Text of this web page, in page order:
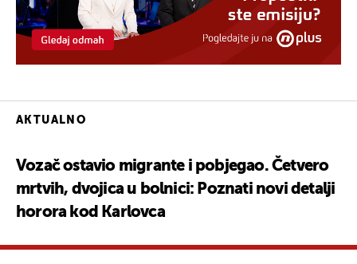
AKTUALNO
Vozač ostavio migrante i pobjegao. Četvero
mrtvih, dvojica u bolnici: Poznati novi detalji
horora kod Karlovca